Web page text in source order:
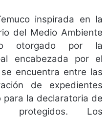
inspirada en la
del Medio Ambiente
otorgado por la
encabezada por el
encuentra entre las
de expedientes
para la declaratoria de
protegidos. Los